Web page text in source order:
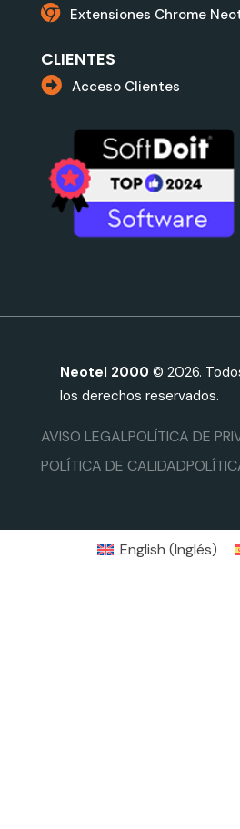
Extensiones Chrome
CLIENTES
Acceso Clientes
Neotel 2000 © 2026.
los derechos reservados.
AVISO LEGALPOLÍTICA DE
POLÍTICA DE CALIDAD
English (Inglés)